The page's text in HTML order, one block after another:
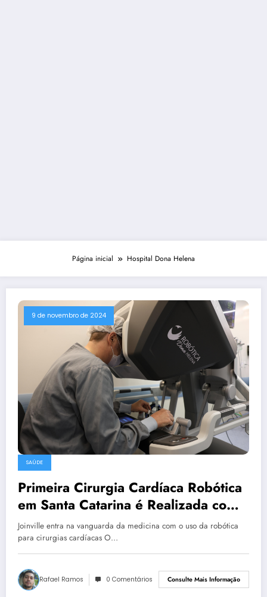
Página inicial Hospital Dona Helena
9 de novembro de 2024
SAÚDE
Primeira Cirurgia Cardíaca Robótica
em Santa Catarina é Realizada com
Sucesso pelo Hospital Dona Helena
Joinville entra na vanguarda da medicina com o uso da robótica
para cirurgias cardíacas O…
Rafael Ramos 0 Comentários Consulte Mais Informação